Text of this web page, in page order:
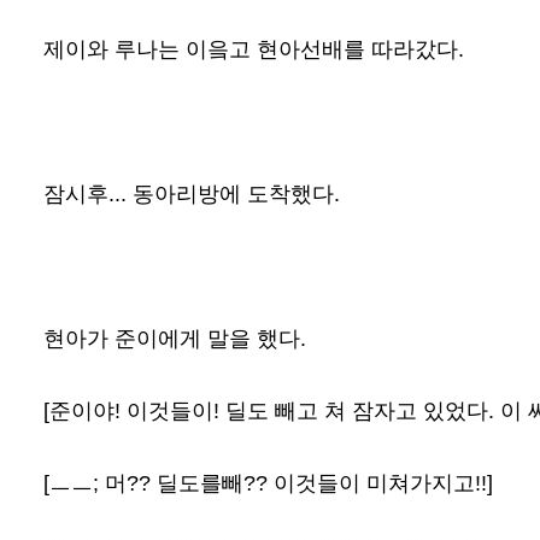
제이와 루나는 이읔고 현아선배를 따라갔다.
잠시후... 동아리방에 도착했다.
현아가 준이에게 말을 했다.
[준이야! 이것들이! 딜도 빼고 쳐 잠자고 있었다. 이
[ㅡㅡ; 머?? 딜도를빼?? 이것들이 미쳐가지고!!]